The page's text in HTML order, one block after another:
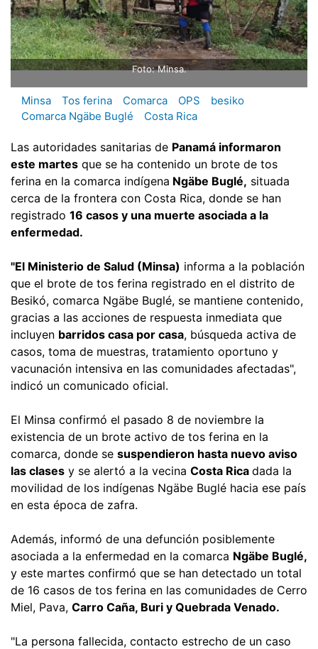
Foto: Minsa.
Minsa Tos ferina Comarca OPS
besiko
Comarca Ngäbe Buglé
Costa Rica
Las autoridades sanitarias de Panamá informaron
este martes que se ha contenido un brote de tos
ferina en la comarca indígena Ngäbe Buglé, situada
cerca de la frontera con Costa Rica, donde se han
registrado 16 casos y una muerte asociada a la
enfermedad.
"El Ministerio de Salud (Minsa) informa a la población
que el brote de tos ferina registrado en el distrito de
Besikó, comarca Ngäbe Buglé, se mantiene contenido,
gracias a las acciones de respuesta inmediata que
incluyen barridos casa por casa, búsqueda activa de
casos, toma de muestras, tratamiento oportuno y
vacunación intensiva en las comunidades afectadas",
indicó un comunicado oficial.
El Minsa confirmó el pasado 8 de noviembre la
existencia de un brote activo de tos ferina en la
comarca, donde se suspendieron hasta nuevo aviso
las clases y se alertó a la vecina Costa Rica dada la
movilidad de los indígenas Ngäbe Buglé hacia ese país
en esta época de zafra.
Además, informó de una defunción posiblemente
asociada a la enfermedad en la comarca Ngäbe Buglé,
y este martes confirmó que se han detectado un total
de 16 casos de tos ferina en las comunidades de Cerro
Miel, Pava, Carro Caña, Buri y Quebrada Venado.
"La persona fallecida, contacto estrecho de un caso